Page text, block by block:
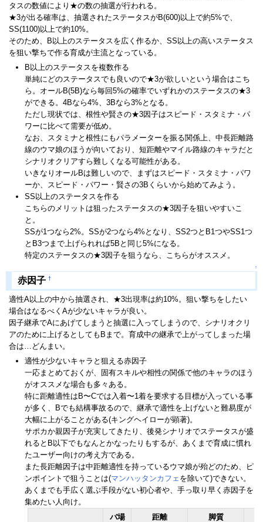
タスの数値により★の数の抽選が行われる。
★3が出る確率は、抽選されたステータスがB(600)以上で約5%で、
SS(1100)以上で約10%。
そのため、B以上のステータスを広く作るか、SS以上の高いステータス
を狙い撃ちで作る育成が主流となっている。
B以上のステータスを複数作る
単純にどのステータスでも良いので★3が欲しいという場合はこち
ら。オールB(5B)なら毎回5%の確率でいずれかのステータスの★3
ができる。4Bなら4%、3Bなら3%となる。
ただし現状では、根性や賢さの★3因子はスピード・スタミナ・パ
ワーに比べて需要が低め。
なお、スタミナと根性にもパラメーターを振る関係上、中長距離路
線のウマ娘のほうが向いており、短距離やマイル路線のキャラだと
シナリオクリアすら難しくなる可能性がある。
いきなりオールBは難しいので、まずはスピード・スタミナ・パワ
ーか、スピード・パワー・賢さの3Bくらいから始めてみよう。
SS以上のステータスを作る
こちらのメリットは狙ったステータスの★3因子を狙いやすいこ
と。
SSが1つなら2%。SSが2つなら4%となり、SS2つとB1つやSS1つ
とB3つまで上げられれば5Bと同じ5%になる。
特定のステータスの★3因子を狙うなら、こちらがオススメ。
↑
赤因子 †
適性A以上の中から抽選され、★3出現率は約10%。狙い撃ちをしたい
場合はなるべくAが少ないキャラが良い。
因子継承でAにあげてしまうと抽選に入ってしまうので、シナリオクリ
アのために上げるとしてもBまで。育成中の継承で上がってしまった場
合は…どんまい。
適性が少ないキャラと狙える赤因子
一応まとめておくが、固有スキルや相性の関係で他のキャラのほう
がオススメな場合も多々ある。
特に距離適性はB〜Cでは入着〜1着を要求する目標が入っている事
が多く、Bでも結構事故るので、継承で適性を上げないと難易度が
大幅に上がることがある(キングヘイローが顕著)。
サポカか親因子が充実してきたり、後発シナリオでステータスが盛
れるとB以下でもなんとかなったりもするが、あくまで育成に慣れ
たユーザー向けの考え方である。
また長距離因子は中距離適性を持っているウマ娘が殆どのため、ピ
ンポイントで狙うことは(マンハッタンカフェ を除いて)できない。
あくまでも手広く選ぶ手段がない初心者や、手っ取り早く赤因子を
集めたい人向け。
バ場 距離 脚質